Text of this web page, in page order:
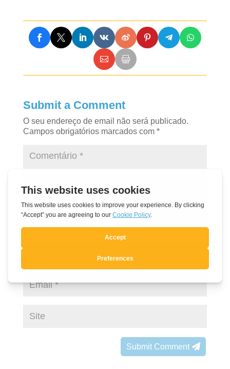
Submit a Comment
O seu endereço de email não será publicado.
Campos obrigatórios marcados com *
Submit Comment